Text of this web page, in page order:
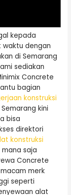
kepada
dengan
di Semarang
sediakan
Concrete
bagian
konstruksi
kini
bisa
direktori
konstruksi
saja
Concrete
merk
seperti
alat